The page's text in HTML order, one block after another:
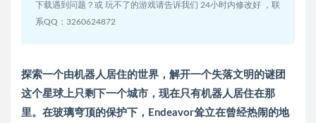
下载遇到问题？或 玩不了的游戏请告诉我们 24小时内修改好 ，联
系QQ：3260624872
探索一个由机器人居住的世界，解开一个失落文明的谜团
这个星球上只剩下一个城市，现在只有机器人居住在那
里。在玻璃穹顶的保护下，Endeavor耸立在曾经热闹的地